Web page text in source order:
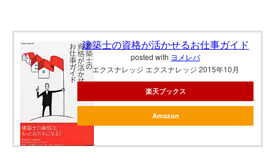
建築士の資格が活かせるお仕事ガイド
posted with ヨメレバ
エクスナレッジ エクスナレッジ 2015年10月
楽天ブックス
Amazon